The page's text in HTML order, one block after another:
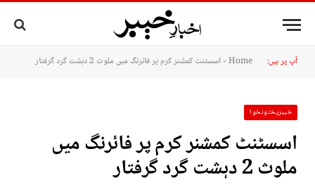
آپ پر ہیں: Home
»اسسٹنٹ کمشنر کرم پر فائرنگ میں ملوث 2 دہشت گرد گرفتار
خیبرپختونخوا
اسسٹنٹ کمشنر کرم پر فائرنگ میں
ملوث 2 دہشت گرد گرفتار